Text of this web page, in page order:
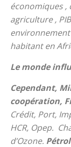
économiques ,
agriculture ,
habitant en
Le monde
Cependant,
coopération,
Crédit, Port,
HCR, Opep.
d’Ozone.